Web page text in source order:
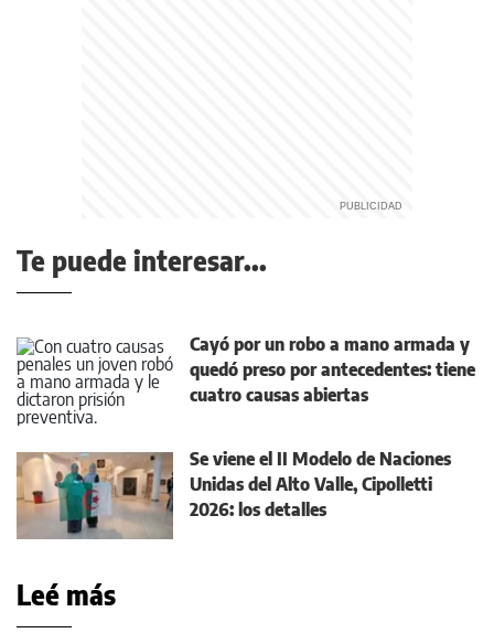
Te puede interesar...
Cayó por un robo a mano armada y
quedó preso por antecedentes: tiene
cuatro causas abiertas
Se viene el II Modelo de Naciones
Unidas del Alto Valle, Cipolletti
2026: los detalles
Leé más